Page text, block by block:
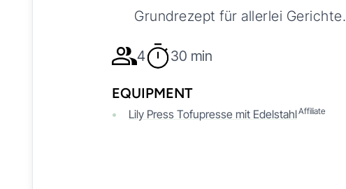
Grundrezept für allerlei Gerichte.
4 30 min
EQUIPMENT
Lily Press Tofupresse mit EdelstahlAffiliate